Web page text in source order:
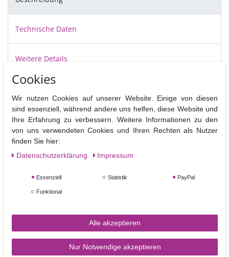
Technische Daten
Weitere Details
Seite golden glänzend beschichtet sind.
Man benutzt sie zum Stapeln von Torten, oder als Basis für
Tortenaufleger.
Die Boards können zusätzlich noch mit Fondant bezogen und so in die
Dekoration der Torte mit integriert werden.
Cookies
Wir nutzen Cookies auf unserer Website. Einige von diesen
sind essenziell, während andere uns helfen, diese Website und
Ihre Erfahrung zu verbessern. Weitere Informationen zu den
von uns verwendeten Cookies und Ihren Rechten als Nutzer
finden Sie hier:
Daten­schutz­erklärung
Impressum
Essenziell Statistik PayPal
Funktional
Alle akzeptieren
Nur Notwendige akzeptieren